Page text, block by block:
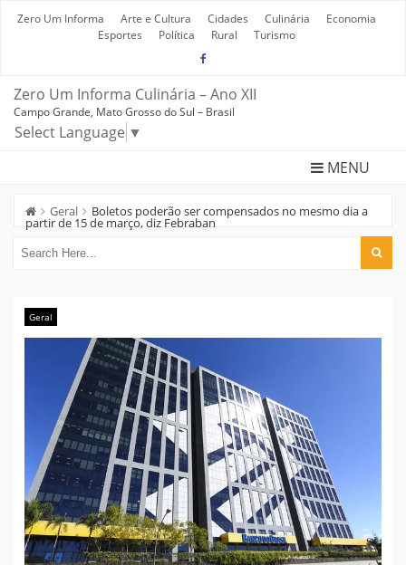
Zero Um Informa Arte e Cultura Cidades Culinária
Economia
Esportes
Política Rural Turismo
Zero Um Informa Culinária – Ano XII
Campo Grande, Mato Grosso do Sul – Brasil
Select Language ▼
MENU
Geral Boletos poderão ser compensados no mesmo dia a
partir de 15 de março, diz Febraban
Geral